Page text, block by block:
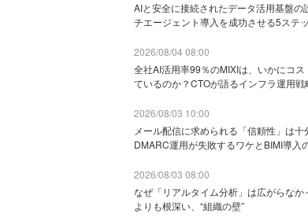
AIと安全に接続されたデータ活用基盤
チエージェント導入を成功させる5ステ
2026/08/04 08:00
全社AI活用率99％のMIXIは、いかにコス
ているのか？CTOが語るインフラ運用戦
2026/08/03 10:00
メール配信に求められる「信頼性」は十
DMARC運用が失敗するワケとBIMI導入
2026/08/03 08:00
なぜ「リアルタイム分析」は広がらな
よりも根深い、“組織の壁”